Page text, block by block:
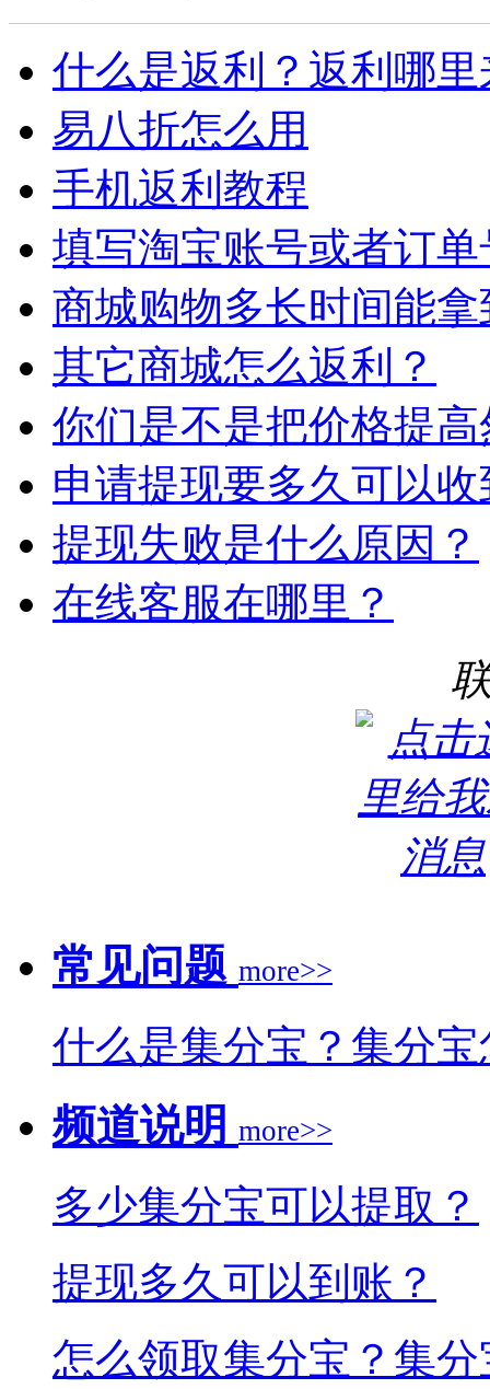
什么是返利？返利哪
易八折怎么用
手机返利教程
填写淘宝账号或者订
商城购物多长时间能
其它商城怎么返利？
你们是不是把价格提
申请提现要多久可以收
提现失败是什么原因？
在线客服在哪里？
常见问题 more>>
什么是集分宝？集分
频道说明 more>>
多少集分宝可以提取？
提现多久可以到账？
怎么领取集分宝？集